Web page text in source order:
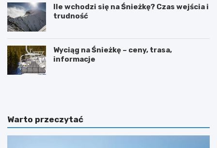
Ile wchodzi się na Śnieżkę? Czas wejścia i
trudność
Wyciąg na Śnieżkę – ceny, trasa,
informacje
W
O
w
c
O
b
o
t
Warto przeczytać